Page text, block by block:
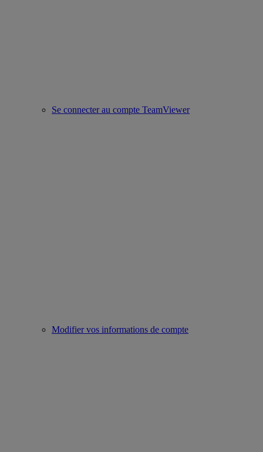
Se connecter au compte TeamViewer
Modifier vos informations de compte